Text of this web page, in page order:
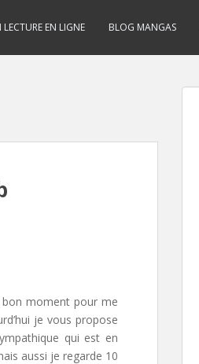
LECTURE EN LIGNE BLOG MANGAS
bon moment pour me
je vous propose
qui est en
aussi je regarde 10